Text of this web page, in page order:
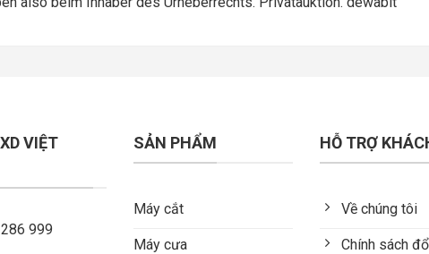
VIỆT
999
SẢN PHẨM
Máy cắt
Máy cưa
HỖ TRỢ
Về chúng tôi
Chính sách